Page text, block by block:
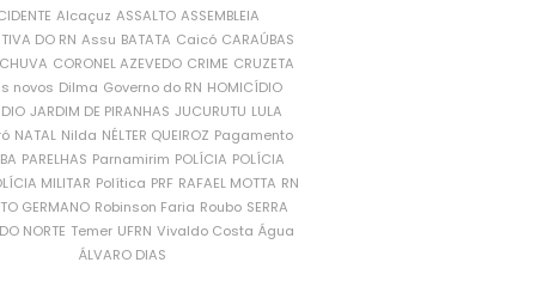
Alcaçuz ASSALTO ASSEMBLEIA
DO RN Assu BATATA Caicó CARAÚBAS
CORONEL AZEVEDO CRIME CRUZETA
novos Dilma Governo do RN HOMICÍDIO
JARDIM DE PIRANHAS JUCURUTU LULA
NATAL Nilda NÉLTER QUEIROZ Pagamento
PARELHAS Parnamirim POLÍCIA POLÍCIA
MILITAR Política PRF RAFAEL MOTTA RN
GERMANO Robinson Faria Roubo SERRA
NORTE Temer UFRN Vivaldo Costa Água
ÁLVARO DIAS